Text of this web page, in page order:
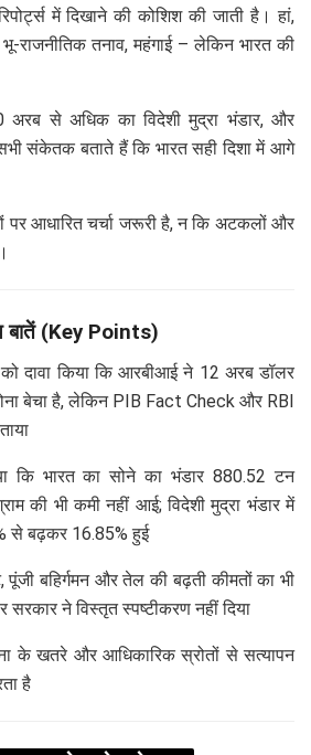
में दिखाने की कोशिश की जाती है। हां,
राजनीतिक तनाव, महंगाई – लेकिन भारत की
अरब से अधिक का विदेशी मुद्रा भंडार, और
संकेतक बताते हैं कि भारत सही दिशा में आगे
पर आधारित चर्चा जरूरी है, न कि अटकलों और
बातें (Key Points)
दावा किया कि आरबीआई ने 12 अरब डॉलर
बेचा है, लेकिन PIB Fact Check और RBI
कि भारत का सोने का भंडार 880.52 टन
की भी कमी नहीं आई; विदेशी मुद्रा भंडार में
से बढ़कर 16.85% हुई
पूंजी बहिर्गमन और तेल की बढ़ती कीमतों का भी
सरकार ने विस्तृत स्पष्टीकरण नहीं दिया
के खतरे और आधिकारिक स्रोतों से सत्यापन
है